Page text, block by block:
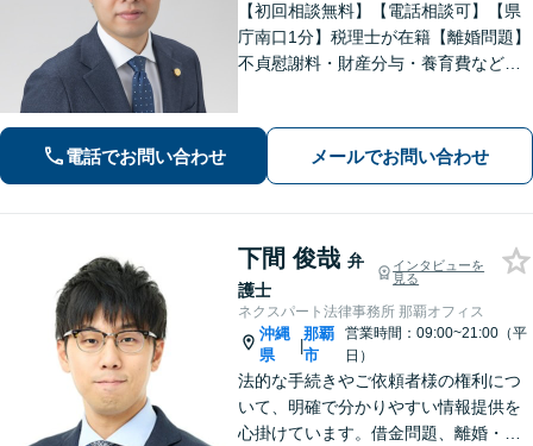
【初回相談無料】【電話相談可】【県
庁南口1分】税理士が在籍【離婚問題】
不貞慰謝料・財産分与・養育費など。
額）・明け渡し請求・立退料増額など
に対応。交渉から訴訟までお任せくだ
電話でお問い合わせ メールでお問い合わせ
下間 俊哉 弁
護士
インタビューを
見る
ネクスパート法律事務所 那覇オフィス
沖縄
県
|
那覇
市
営業時間：09:00~21:00（平
日）
法的な手続きやご依頼者様の権利につ
いて、明確で分かりやすい情報提供を
心掛けています。借金問題、離婚・男